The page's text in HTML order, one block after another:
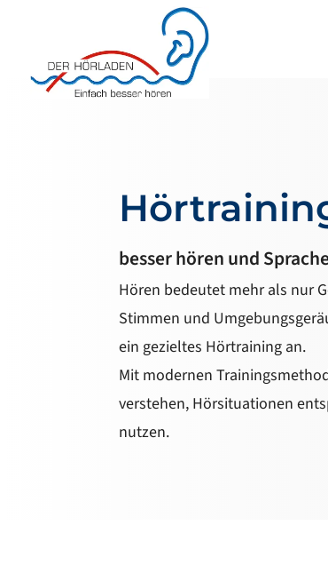
besser hören und
Hören bedeutet mehr als nur
Stimmen und
ein gezieltes Hörtraining an.
Mit modernen
verstehen, Hörsituationen
nutzen.